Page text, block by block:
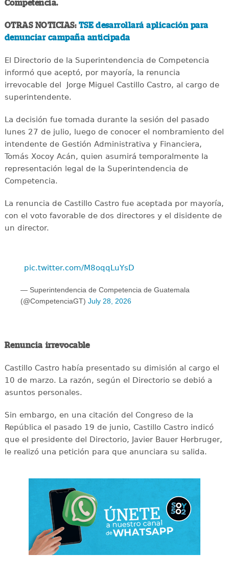
Competencia.
OTRAS NOTICIAS:TSE desarrollará aplicación para
denunciar campaña anticipada
El Directorio de la Superintendencia de Competencia
informó que aceptó, por mayoría, la renuncia
irrevocable del Jorge Miguel Castillo Castro, al cargo de
superintendente.
La decisión fue tomada durante la sesión del pasado
lunes 27 de julio, luego de conocer el nombramiento del
intendente de Gestión Administrativa y Financiera,
Tomás Xocoy Acán, quien asumirá temporalmente la
representación legal de la Superintendencia de
Competencia.
La renuncia de Castillo Castro fue aceptada por mayoría,
con el voto favorable de dos directores y el disidente de
un director.
pic.twitter.com/M8oqqLuYsD
— Superintendencia de Competencia de Guatemala
(@CompetenciaGT) July 28, 2026
Renuncia irrevocable
Castillo Castro había presentado su dimisión al cargo el
10 de marzo. La razón, según el Directorio se debió a
asuntos personales.
Sin embargo, en una citación del Congreso de la
República el pasado 19 de junio, Castillo Castro indicó
que el presidente del Directorio, Javier Bauer Herbruger,
le realizó una petición para que anunciara su salida.